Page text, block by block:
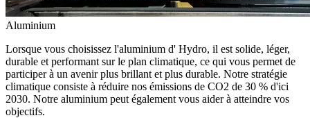
Aluminium
Lorsque vous choisissez l'aluminium d' Hydro, il est solide, léger,
durable et performant sur le plan climatique, ce qui vous permet de
participer à un avenir plus brillant et plus durable. Notre stratégie
climatique consiste à réduire nos émissions de CO2 de 30 % d'ici
2030. Notre aluminium peut également vous aider à atteindre vos
objectifs.